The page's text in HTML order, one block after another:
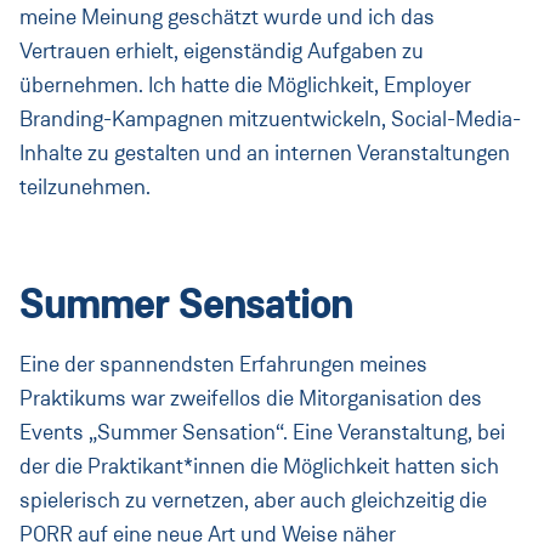
meine Meinung geschätzt wurde und ich das
Vertrauen erhielt, eigenständig Aufgaben zu
übernehmen. Ich hatte die Möglichkeit, Employer
Branding-Kampagnen mitzuentwickeln, Social-Media-
Inhalte zu gestalten und an internen Veranstaltungen
teilzunehmen.
Summer Sensation
Eine der spannendsten Erfahrungen meines
Praktikums war zweifellos die Mitorganisation des
Events „Summer Sensation“. Eine Veranstaltung, bei
der die Praktikant*innen die Möglichkeit hatten sich
spielerisch zu vernetzen, aber auch gleichzeitig die
PORR auf eine neue Art und Weise näher